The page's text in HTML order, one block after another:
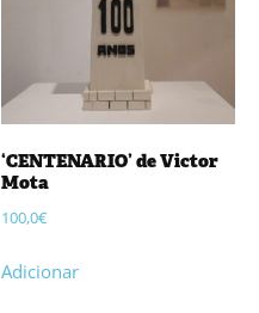
‘CENTENARIO’ de Victor
Mota
100,0€
Adicionar